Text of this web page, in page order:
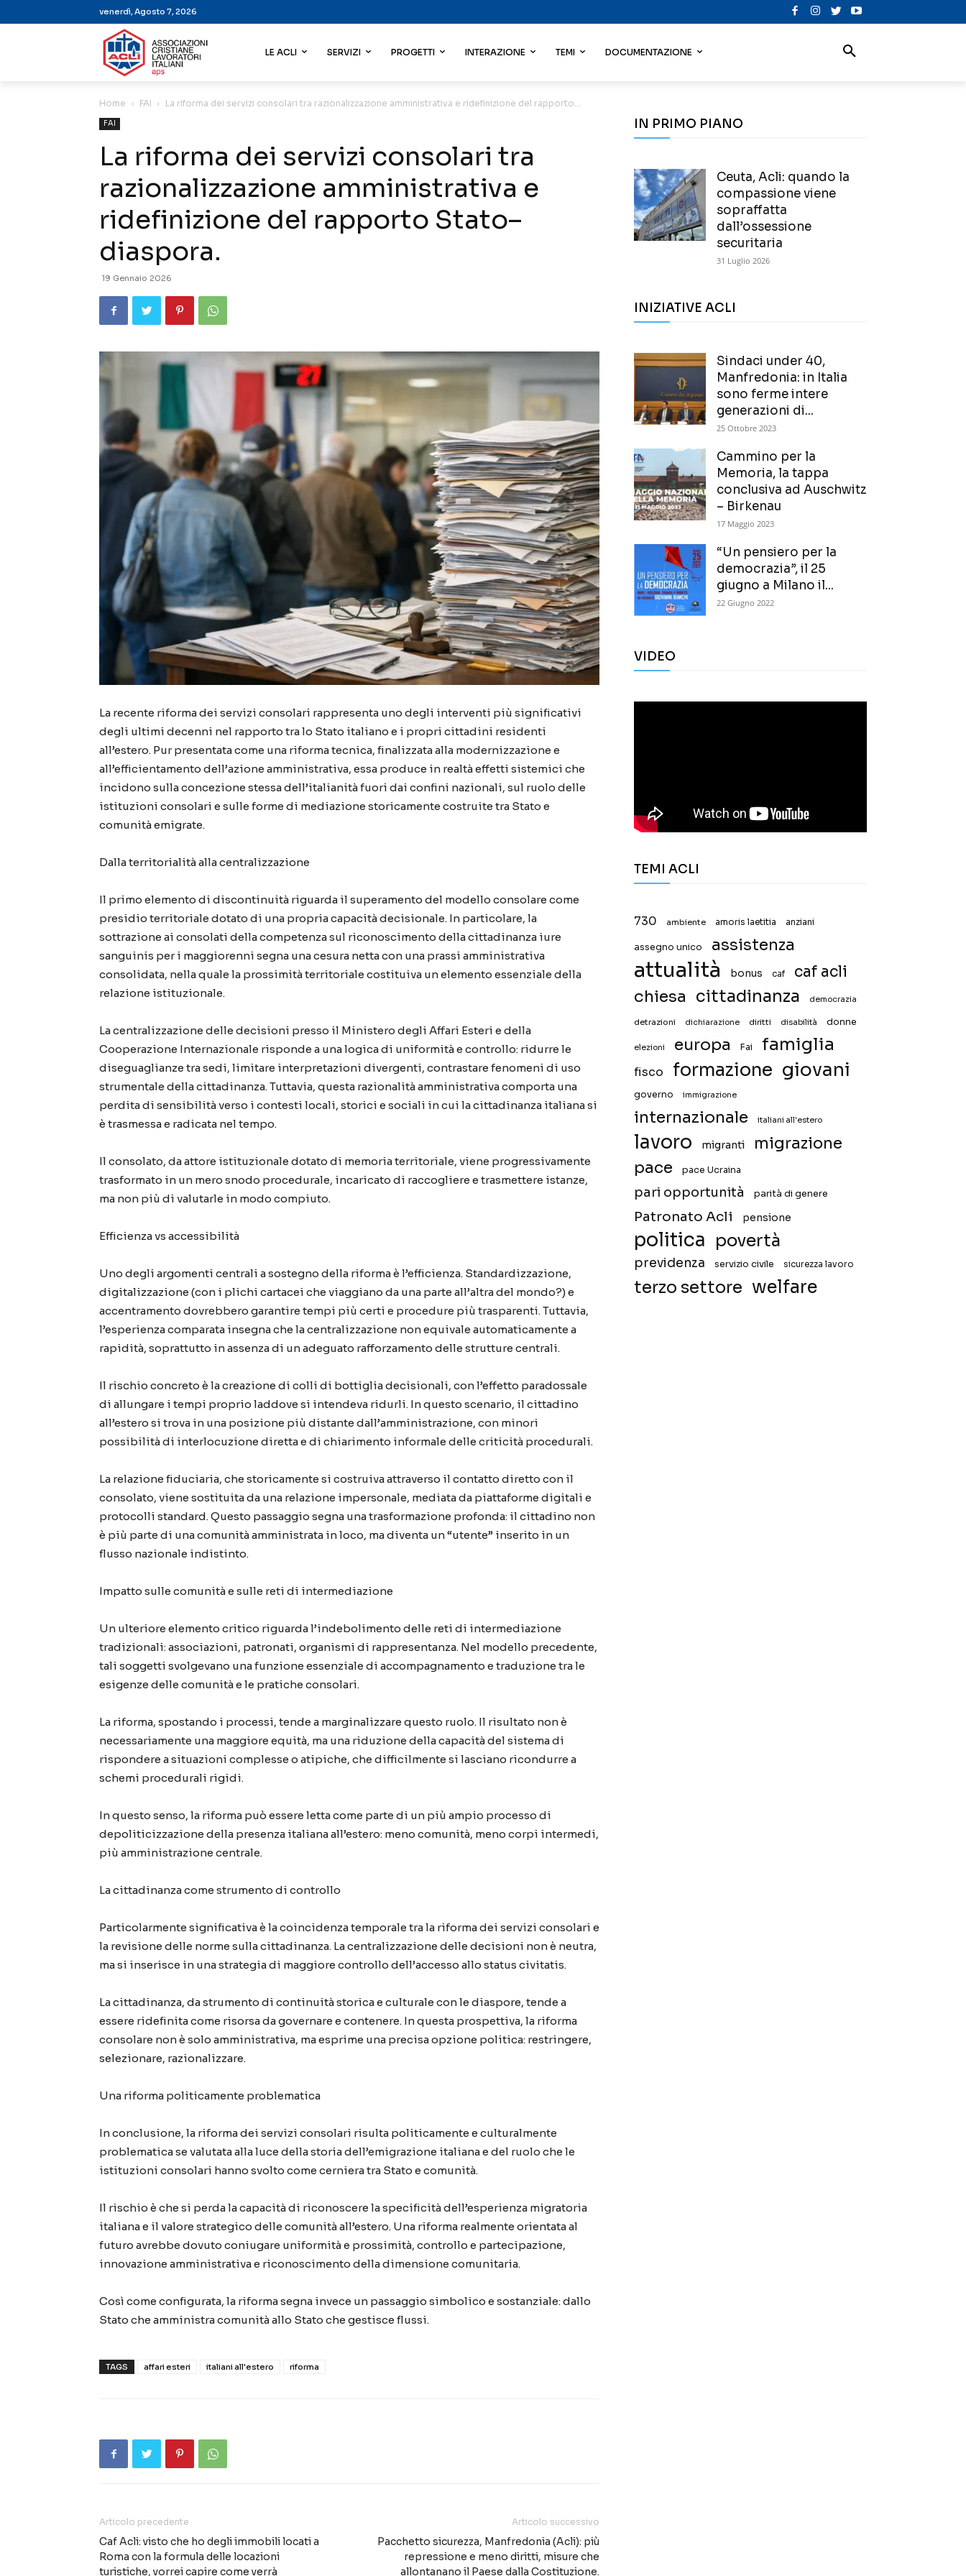
venerdì, Agosto 7, 2026
LE ACLI SERVIZI PROGETTI INTERAZIONE TEMI DOCUMENTAZIONE
Home FAI La riforma dei servizi consolari tra razionalizzazione amministrativa e ridefinizione del rapporto...
FAI
La riforma dei servizi consolari tra
razionalizzazione amministrativa e
ridefinizione del rapporto Stato–
diaspora.
19 Gennaio 2026
La recente riforma dei servizi consolari rappresenta uno degli interventi più significativi
degli ultimi decenni nel rapporto tra lo Stato italiano e i propri cittadini residenti
all’estero. Pur presentata come una riforma tecnica, finalizzata alla modernizzazione e
all’efficientamento dell’azione amministrativa, essa produce in realtà effetti sistemici che
incidono sulla concezione stessa dell’italianità fuori dai confini nazionali, sul ruolo delle
istituzioni consolari e sulle forme di mediazione storicamente costruite tra Stato e
comunità emigrate.
Dalla territorialità alla centralizzazione
Il primo elemento di discontinuità riguarda il superamento del modello consolare come
presidio territoriale dotato di una propria capacità decisionale. In particolare, la
sottrazione ai consolati della competenza sul riconoscimento della cittadinanza iure
sanguinis per i maggiorenni segna una cesura netta con una prassi amministrativa
consolidata, nella quale la prossimità territoriale costituiva un elemento essenziale della
relazione istituzionale.
La centralizzazione delle decisioni presso il Ministero degli Affari Esteri e della
Cooperazione Internazionale risponde a una logica di uniformità e controllo: ridurre le
diseguaglianze tra sedi, limitare interpretazioni divergenti, contrastare fenomeni di uso
strumentale della cittadinanza. Tuttavia, questa razionalità amministrativa comporta una
perdita di sensibilità verso i contesti locali, storici e sociali in cui la cittadinanza italiana si
è trasmessa e radicata nel tempo.
Il consolato, da attore istituzionale dotato di memoria territoriale, viene progressivamente
trasformato in un mero snodo procedurale, incaricato di raccogliere e trasmettere istanze,
ma non più di valutarle in modo compiuto.
Efficienza vs accessibilità
Uno degli argomenti centrali a sostegno della riforma è l’efficienza. Standardizzazione,
digitalizzazione (con i plichi cartacei che viaggiano da una parte all’altra del mondo?) e
accentramento dovrebbero garantire tempi più certi e procedure più trasparenti. Tuttavia,
l’esperienza comparata insegna che la centralizzazione non equivale automaticamente a
rapidità, soprattutto in assenza di un adeguato rafforzamento delle strutture centrali.
Il rischio concreto è la creazione di colli di bottiglia decisionali, con l’effetto paradossale
di allungare i tempi proprio laddove si intendeva ridurli. In questo scenario, il cittadino
all’estero si trova in una posizione più distante dall’amministrazione, con minori
possibilità di interlocuzione diretta e di chiarimento informale delle criticità procedurali.
La relazione fiduciaria, che storicamente si costruiva attraverso il contatto diretto con il
consolato, viene sostituita da una relazione impersonale, mediata da piattaforme digitali e
protocolli standard. Questo passaggio segna una trasformazione profonda: il cittadino non
è più parte di una comunità amministrata in loco, ma diventa un “utente” inserito in un
flusso nazionale indistinto.
Impatto sulle comunità e sulle reti di intermediazione
Un ulteriore elemento critico riguarda l’indebolimento delle reti di intermediazione
tradizionali: associazioni, patronati, organismi di rappresentanza. Nel modello precedente,
tali soggetti svolgevano una funzione essenziale di accompagnamento e traduzione tra le
esigenze delle comunità e le pratiche consolari.
La riforma, spostando i processi, tende a marginalizzare questo ruolo. Il risultato non è
necessariamente una maggiore equità, ma una riduzione della capacità del sistema di
rispondere a situazioni complesse o atipiche, che difficilmente si lasciano ricondurre a
schemi procedurali rigidi.
In questo senso, la riforma può essere letta come parte di un più ampio processo di
depoliticizzazione della presenza italiana all’estero: meno comunità, meno corpi intermedi,
più amministrazione centrale.
La cittadinanza come strumento di controllo
Particolarmente significativa è la coincidenza temporale tra la riforma dei servizi consolari e
la revisione delle norme sulla cittadinanza. La centralizzazione delle decisioni non è neutra,
ma si inserisce in una strategia di maggiore controllo dell’accesso allo status civitatis.
La cittadinanza, da strumento di continuità storica e culturale con le diaspore, tende a
essere ridefinita come risorsa da governare e contenere. In questa prospettiva, la riforma
consolare non è solo amministrativa, ma esprime una precisa opzione politica: restringere,
selezionare, razionalizzare.
Una riforma politicamente problematica
In conclusione, la riforma dei servizi consolari risulta politicamente e culturalmente
problematica se valutata alla luce della storia dell’emigrazione italiana e del ruolo che le
istituzioni consolari hanno svolto come cerniera tra Stato e comunità.
Il rischio è che si perda la capacità di riconoscere la specificità dell’esperienza migratoria
italiana e il valore strategico delle comunità all’estero. Una riforma realmente orientata al
futuro avrebbe dovuto coniugare uniformità e prossimità, controllo e partecipazione,
innovazione amministrativa e riconoscimento della dimensione comunitaria.
Così come configurata, la riforma segna invece un passaggio simbolico e sostanziale: dallo
Stato che amministra comunità allo Stato che gestisce flussi.
TAGS affari esteri italiani all'estero riforma
Articolo precedente
Caf Acli: visto che ho degli immobili locati a
Roma con la formula delle locazioni
turistiche, vorrei capire come verrà
Articolo successivo
Pacchetto sicurezza, Manfredonia (Acli): più
repressione e meno diritti, misure che
allontanano il Paese dalla Costituzione.
IN PRIMO PIANO
Ceuta, Acli: quando la
compassione viene
sopraffatta
dall’ossessione
securitaria
31 Luglio 2026
INIZIATIVE ACLI
Sindaci under 40,
Manfredonia: in Italia
sono ferme intere
generazioni di...
25 Ottobre 2023
Cammino per la
Memoria, la tappa
conclusiva ad Auschwitz
– Birkenau
17 Maggio 2023
“Un pensiero per la
democrazia”, il 25
giugno a Milano il...
22 Giugno 2022
VIDEO
TEMI ACLI
730 ambiente amoris laetitia anziani
assegno unico assistenza
attualità bonus caf caf acli
chiesa cittadinanza democrazia
detrazioni dichiarazione diritti disabilità donne
elezioni europa Fai famiglia
fisco formazione giovani
governo immigrazione
internazionale italiani all'estero
lavoro migranti
migrazione
pace
pace Ucraina
pari opportunità parità di genere
Patronato Acli pensione
politica povertà
previdenza servizio civile sicurezza lavoro
terzo settore welfare